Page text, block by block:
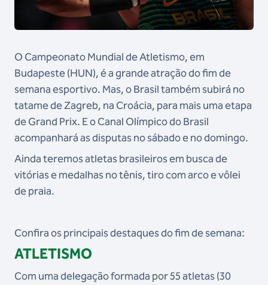
O Campeonato Mundial de Atletismo, em
Budapeste (HUN), é a grande atração do fim de
semana esportivo. Mas, o Brasil também subirá no
tatame de Zagreb, na Croácia, para mais uma etapa
de Grand Prix. E o Canal Olímpico do Brasil
acompanhará as disputas no sábado e no domingo.
Ainda teremos atletas brasileiros em busca de
vitórias e medalhas no tênis, tiro com arco e vôlei
de praia.
Confira os principais destaques do fim de semana:
ATLETISMO
Com uma delegação formada por 55 atletas (30